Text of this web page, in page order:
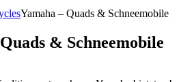
Yamaha – Quads & Schneemobile
& Schneemobile